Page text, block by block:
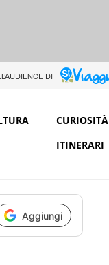
DI
CURIOSITÀ
ITINERARI
Aggiungi